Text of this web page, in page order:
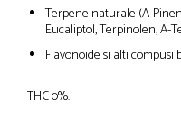
Terpene naturale (A-
Eucaliptol, Terpinolen, A-
Flavonoide si alti
THC 0%.